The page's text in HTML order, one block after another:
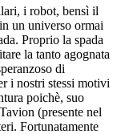
i robot, bensì il
un universo ormai
Proprio la spada
la tanto agognata
di
i nostri stessi motivi
poichè, suo
(presente nel
Fortunatamente